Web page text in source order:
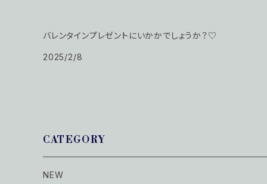
バレンタインプレゼントにいかかでしょうか？♡
2025/2/8
CATEGORY
NEW